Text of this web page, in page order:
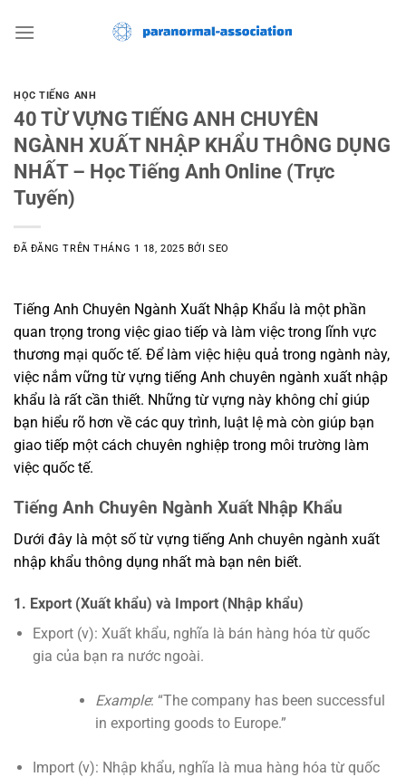
đến
HỌC TIẾNG ANH
40 TỪ VỰNG TIẾNG ANH CHUYÊN
NGÀNH XUẤT NHẬP KHẨU THÔNG DỤNG
NHẤT – Học Tiếng Anh Online (Trực
Tuyến)
ĐÃ ĐĂNG TRÊNTHÁNG 1 18, 2025 BỞISEO
Tiếng Anh Chuyên Ngành Xuất Nhập Khẩu là một phần
quan trọng trong việc giao tiếp và làm việc trong lĩnh vực
thương mại quốc tế. Để làm việc hiệu quả trong ngành này,
việc nắm vững từ vựng tiếng Anh chuyên ngành xuất nhập
khẩu là rất cần thiết. Những từ vựng này không chỉ giúp
bạn hiểu rõ hơn về các quy trình, luật lệ mà còn giúp bạn
giao tiếp một cách chuyên nghiệp trong môi trường làm
việc quốc tế.
Tiếng Anh Chuyên Ngành Xuất Nhập Khẩu
Dưới đây là một số từ vựng tiếng Anh chuyên ngành xuất
nhập khẩu thông dụng nhất mà bạn nên biết.
1. Export (Xuất khẩu) và Import (Nhập khẩu)
Export (v): Xuất khẩu, nghĩa là bán hàng hóa từ quốc
gia của bạn ra nước ngoài.
Example: “The company has been successful
in exporting goods to Europe.”
Import (v): Nhập khẩu, nghĩa là mua hàng hóa từ quốc